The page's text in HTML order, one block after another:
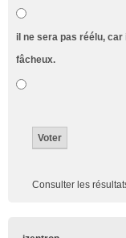
il ne sera pas réélu,
fâcheux.
Consulter les